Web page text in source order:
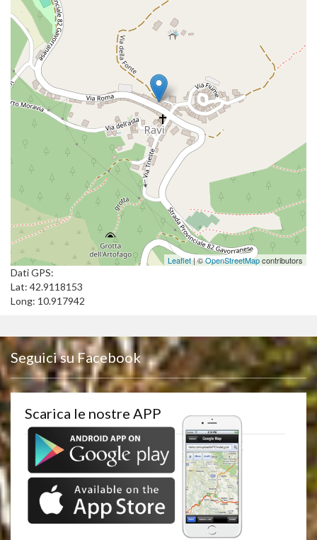
Leaflet| ©OpenStreetMapcontributors
Dati GPS:
Lat: 42.9118153
Long: 10.917942
Seguici su Facebook
Scarica le nostre APP